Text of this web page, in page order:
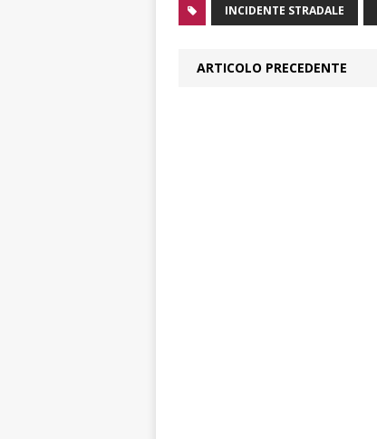
INCIDENTE STRADALE
ARTICOLO PRECEDENTE